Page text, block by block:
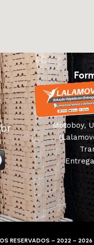
Motoboy,
RESERVADOS – 2022 – 2026